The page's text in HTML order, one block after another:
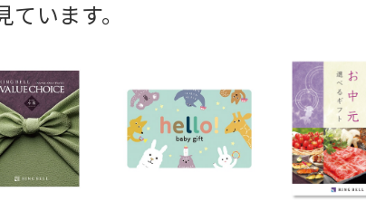
います。